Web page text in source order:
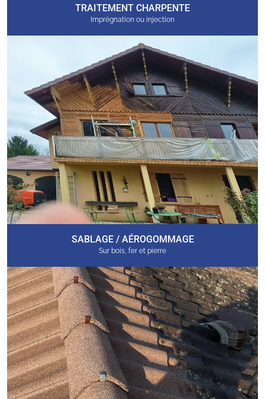
TRAITEMENT CHARPENTE
Imprégnation ou injection
SABLAGE / AÉROGOMMAGE
Sur bois, fer et pierre